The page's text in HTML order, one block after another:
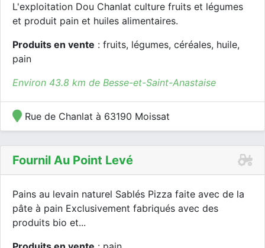
L'exploitation Dou Chanlat culture fruits et légumes
et produit pain et huiles alimentaires.
Produits en vente : fruits, légumes, céréales, huile,
pain
Environ 43.8 km de Besse-et-Saint-Anastaise
Rue de Chanlat à 63190 Moissat
Fournil Au Point Levé
Pains au levain naturel Sablés Pizza faite avec de la
pâte à pain Exclusivement fabriqués avec des
produits bio et...